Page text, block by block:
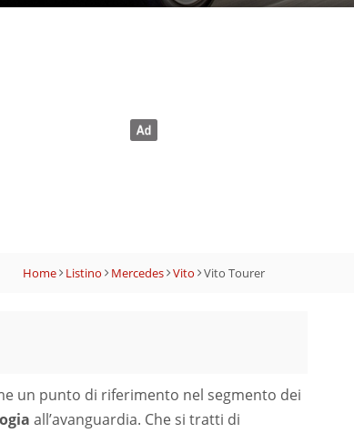
Home Listino Mercedes Vito Vito Tourer
un punto di riferimento nel segmento dei
all’avanguardia. Che si tratti di